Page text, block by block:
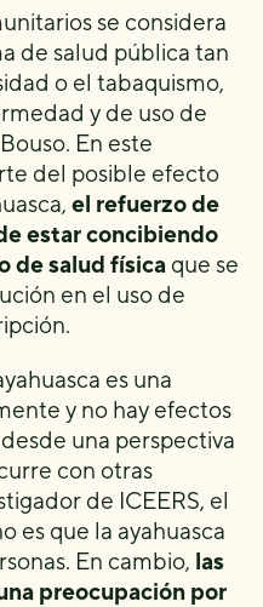
se considera
de salud pública tan
o el tabaquismo,
y de uso de
En este
del posible efecto
el refuerzo de
estar concibiendo
de salud física que se
en el uso de
es una
y no hay efectos
una perspectiva
con otras
de ICEERS, el
es que la ayahuasca
En cambio, las
preocupación por